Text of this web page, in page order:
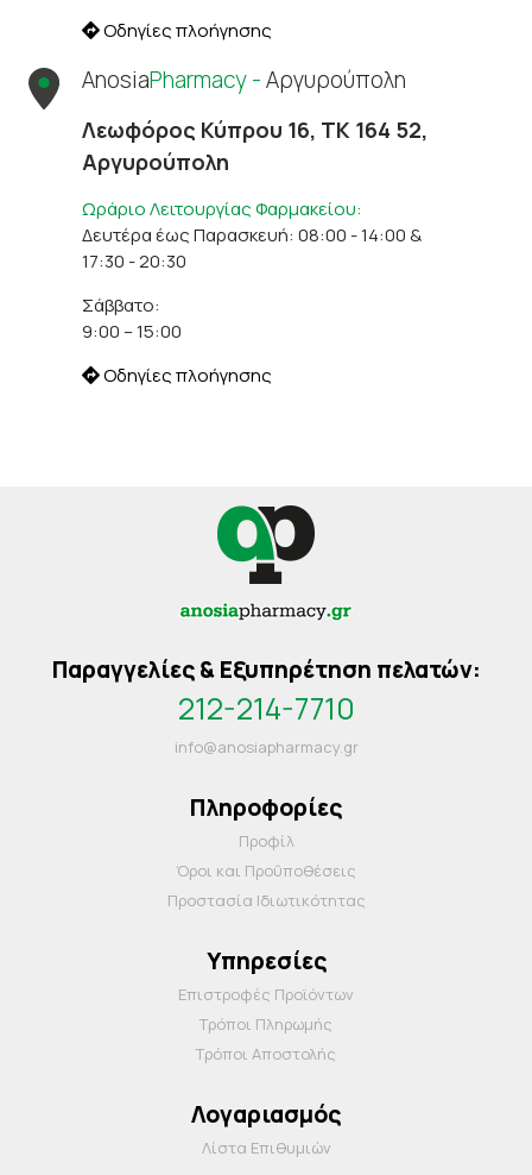
Οδηγίες πλοήγησης
AnosiaPharmacy -Αργυρούπολη
Λεωφόρος Κύπρου 16, ΤΚ 164 52,
Αργυρούπολη
Ωράριο Λειτουργίας Φαρμακείου:
Δευτέρα έως Παρασκευή: 08:00 - 14:00 &
17:30 - 20:30
Σάββατο:
9:00 – 15:00
Οδηγίες πλοήγησης
Παραγγελίες & Εξυπηρέτηση πελατών:
212-214-7710
info@anosiapharmacy.gr
Πληροφορίες
Προφίλ
Όροι και Προΰποθέσεις
Προστασία Ιδιωτικότητας
Υπηρεσίες
Επιστροφές Προϊόντων
Τρόποι Πληρωμής
Τρόποι Αποστολής
Λογαριασμός
Λίστα Επιθυμιών